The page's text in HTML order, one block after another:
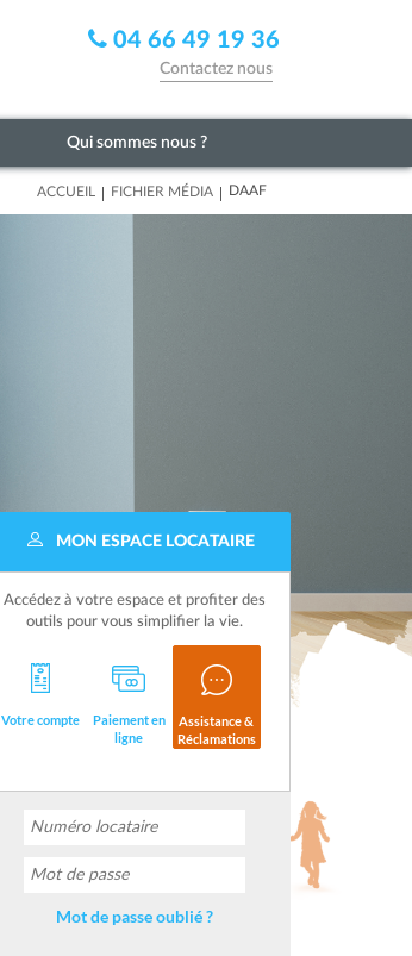
04 66 49 19 36
Contactez nous
Qui sommes nous ?
ACCUEIL | FICHIER MÉDIA | DAAF
MON ESPACE LOCATAIRE
Accédez à votre espace et profiter des
outils pour vous simplifier la vie.
Votre compte
Paiement en
ligne
Assistance &
Réclamations
Mot de passe oublié ?